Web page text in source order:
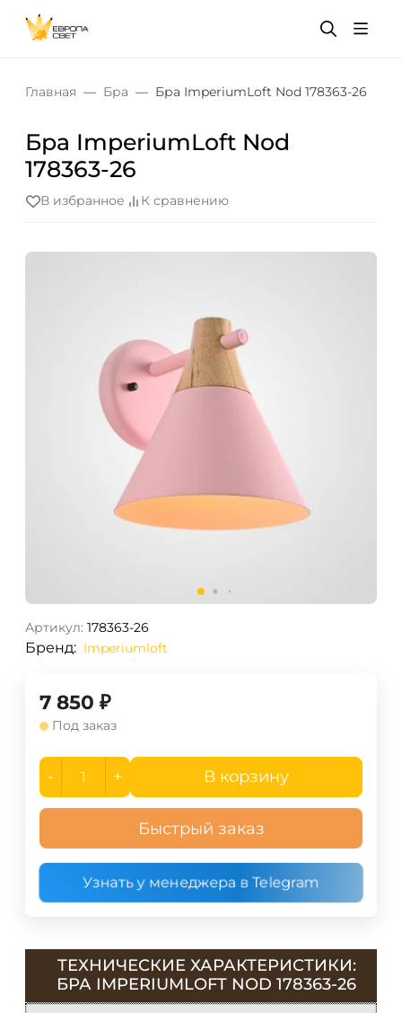
Главная Бра Бра ImperiumLoft Nod 178363-26
Бра ImperiumLoft Nod
178363-26
В избранное К сравнению
Артикул: 178363-26
Бренд: Imperiumloft
7 850 ₽
Под заказ
- + В корзину
Быстрый заказ
Узнать у менеджера в Telegram
ТЕХНИЧЕСКИЕ ХАРАКТЕРИСТИКИ:
БРА IMPERIUMLOFT NOD 178363-26